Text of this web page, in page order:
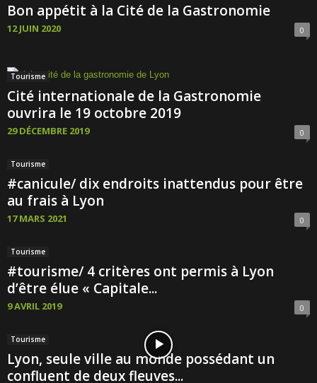
Bon appétit à la Cité de la Gastronomie
12 JUIN 2020 0
Tourisme
Cité internationale de la Gastronomie
ouvrira le 19 octobre 2019
29 DÉCEMBRE 2019 0
Tourisme
#canicule/ dix endroits inattendus pour être
au frais à Lyon
17 MARS 2021 0
Tourisme
#tourisme/ 4 critères ont permis à Lyon
d’être élue « Capitale...
9 AVRIL 2019 0
Tourisme
Lyon, seule ville au monde possédant un
confluent de deux fleuves...